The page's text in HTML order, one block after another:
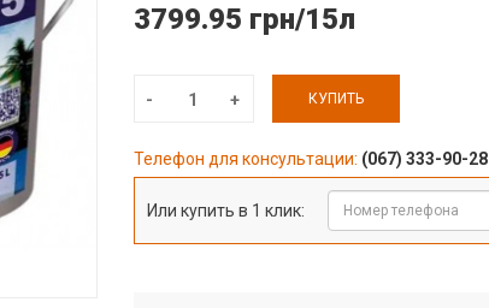
3799.95 грн/15л
КУПИТЬ
Телефон для консультации: (067) 333-90-28
Или купить в 1 клик: